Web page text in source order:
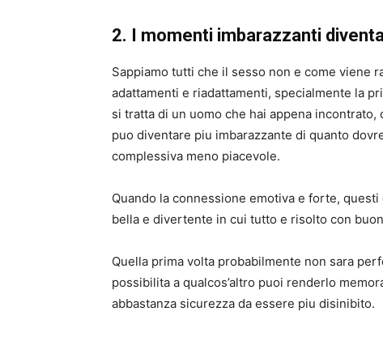
2. I momenti imbarazzanti
Sappiamo tutti che il sesso non e come viene
adattamenti e riadattamenti, specialmente la
si tratta di un uomo che hai appena
puo diventare piu imbarazzante di quanto
complessiva meno piacevole.
Quando la connessione emotiva e forte,
bella e divertente in cui tutto e risolto con
Quella prima volta probabilmente non sara
possibilita a qualcos’altro puoi renderlo
abbastanza sicurezza da essere piu disinibito.